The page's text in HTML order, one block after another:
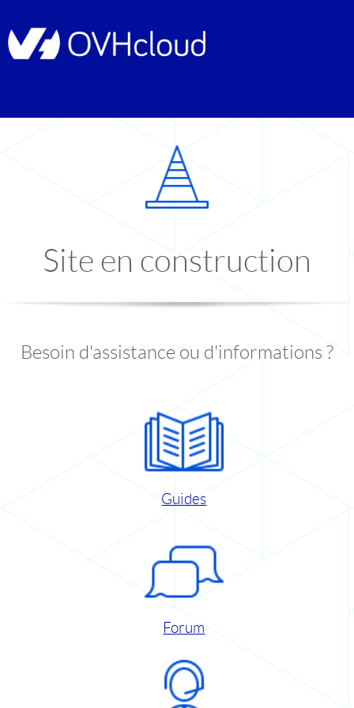
Site en construction
Besoin d'assistance ou d'informations ?
Guides
Forum